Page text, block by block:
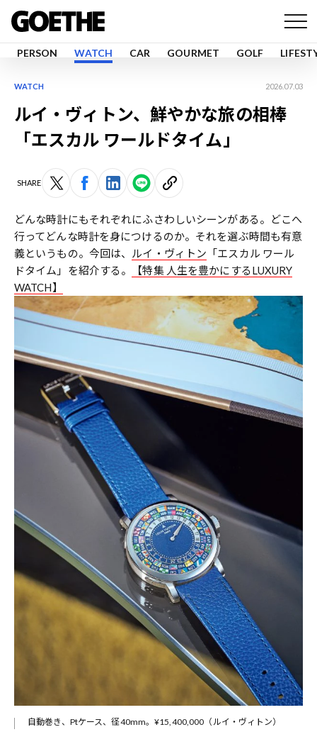
PERSON WATCH CAR GOURMET GOLF
WATCH 2026.07.03
ルイ・ヴィトン、鮮やかな旅の相棒
「エスカル ワールドタイム」
SHARE
どんな時計にもそれぞれにふさわしいシーンがある。どこへ
行ってどんな時計を身につけるのか。それを選ぶ時間も有意
義というもの。今回は、 ルイ・ヴィトン 「エスカル ワール
ドタイム」を紹介する。
【特集 人生を豊かにするLUXURY
WATCH】
自動巻き、Ptケース、径40mm。¥15,400,000（ルイ・ヴィトン）